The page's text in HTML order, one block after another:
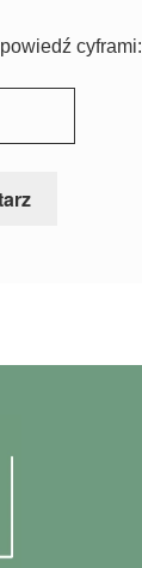
cyframi: